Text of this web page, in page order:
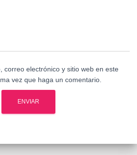
correo electrónico y sitio web en este
vez que haga un comentario.